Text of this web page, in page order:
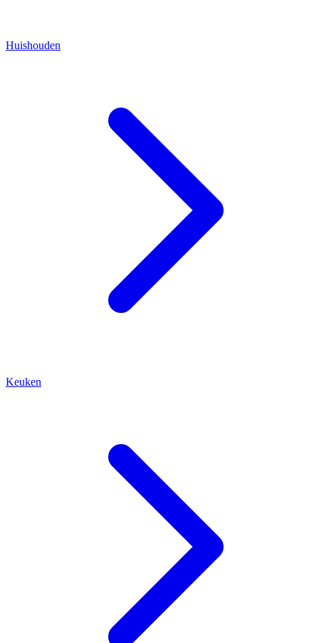
Huishouden
Keuken